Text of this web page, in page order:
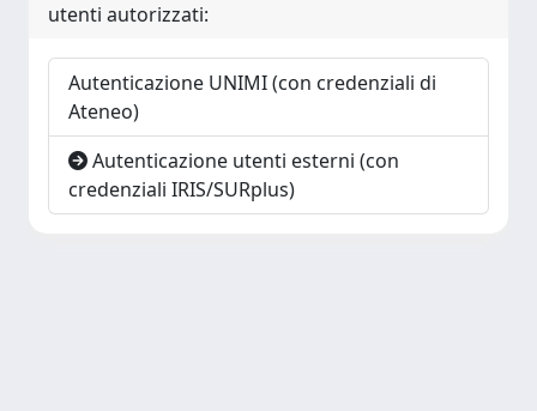
utenti autorizzati:
Autenticazione UNIMI (con credenziali di
Ateneo)
Autenticazione utenti esterni (con
credenziali IRIS/SURplus)